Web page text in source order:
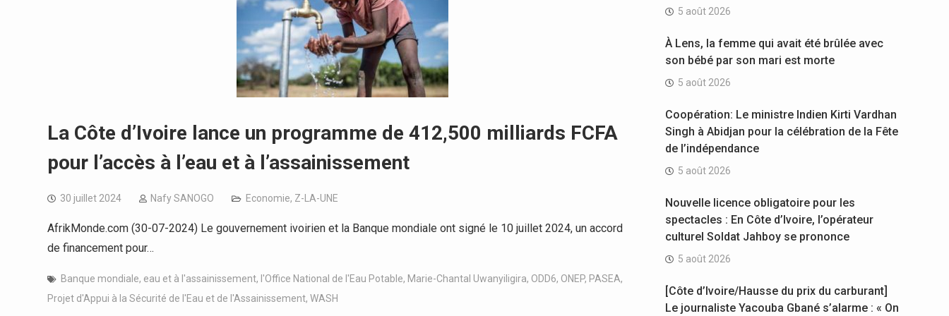
La Côte d’Ivoire lance un programme de 412,500 milliards FCFA
pour l’accès à l’eau et à l’assainissement
30 juillet 2024 Nafy SANOGO Economie, Z-LA-UNE
AfrikMonde.com (30-07-2024) Le gouvernement ivoirien et la Banque mondiale ont signé le 10 juillet 2024, un accord
de financement pour…
Banque mondiale, eau et à l'assainissement, l'Office National de l'Eau Potable, Marie-Chantal Uwanyiligira, ODD6, ONEP, PASEA,
Projet d'Appui à la Sécurité de l'Eau et de l'Assainissement, WASH
5 août 2026
À Lens, la femme qui avait été brûlée avec
son bébé par son mari est morte
5 août 2026
Coopération: Le ministre Indien Kirti Vardhan
Singh à Abidjan pour la célébration de la Fête
de l’indépendance
5 août 2026
Nouvelle licence obligatoire pour les
spectacles : En Côte d’Ivoire, l’opérateur
culturel Soldat Jahboy se prononce
5 août 2026
[Côte d’Ivoire/Hausse du prix du carburant]
Le journaliste Yacouba Gbané s’alarme : « On